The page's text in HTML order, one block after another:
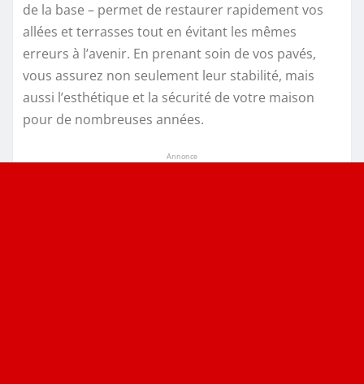
de la base – permet de restaurer rapidement vos
allées et terrasses tout en évitant les mêmes
erreurs à l’avenir. En prenant soin de vos pavés,
vous assurez non seulement leur stabilité, mais
aussi l’esthétique et la sécurité de votre maison
pour de nombreuses années.
Annonce